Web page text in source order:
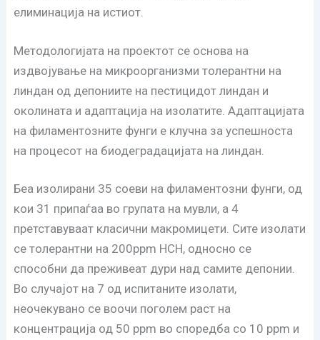
елиминација на истиот.
Методологијата на проектот се основа на
издвојување на микроорганизми толерантни на
линдан од депониите на пестицидот линдан и
околината и адаптација на изолатите. Адаптацијата
на филаментозните фунги е клучна за успешноста
на процесот на биодеградацијата на линдан.
Беа изолирани 35 соеви на филаментозни фунги, од
кои 31 припаѓаа во групата на мувли, а 4
претставуваат класични макромицети. Сите изолати
се толерантни на 200ppm HCH, односно се
способни да преживеат дури над самите депонии.
Во случајот на 7 од испитаните изолати,
неочекувано се воочи поголем раст на
концентрација од 50 ppm во споредба со 10 ppm и